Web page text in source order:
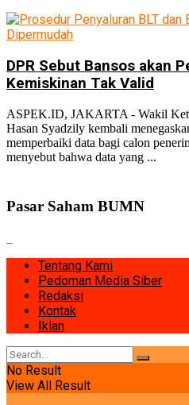
DPR Sebut Bansos akan
Kemiskinan Tak Valid
ASPEK.ID, JAKARTA - Wakil
Hasan Syadzily kembali
memperbaiki data bagi calon
menyebut bahwa data yang ...
Pasar Saham BUMN
Tentang Kami
Pedoman Media Siber
Redaksi
Kontak
Iklan
No Result
View All Result